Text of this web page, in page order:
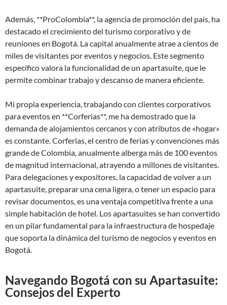
Además, **ProColombia**, la agencia de promoción del país, ha
destacado el crecimiento del turismo corporativo y de
reuniones en Bogotá. La capital anualmente atrae a cientos de
miles de visitantes por eventos y negocios. Este segmento
específico valora la funcionalidad de un apartasuite, que le
permite combinar trabajo y descanso de manera eficiente.
Mi propia experiencia, trabajando con clientes corporativos
para eventos en **Corferias**, me ha demostrado que la
demanda de alojamientos cercanos y con atributos de «hogar»
es constante. Corferias, el centro de ferias y convenciones más
grande de Colombia, anualmente alberga más de 100 eventos
de magnitud internacional, atrayendo a millones de visitantes.
Para delegaciones y expositores, la capacidad de volver a un
apartasuite, preparar una cena ligera, o tener un espacio para
revisar documentos, es una ventaja competitiva frente a una
simple habitación de hotel. Los apartasuites se han convertido
en un pilar fundamental para la infraestructura de hospedaje
que soporta la dinámica del turismo de negocios y eventos en
Bogotá.
Navegando Bogotá con su Apartasuite:
Consejos del Experto